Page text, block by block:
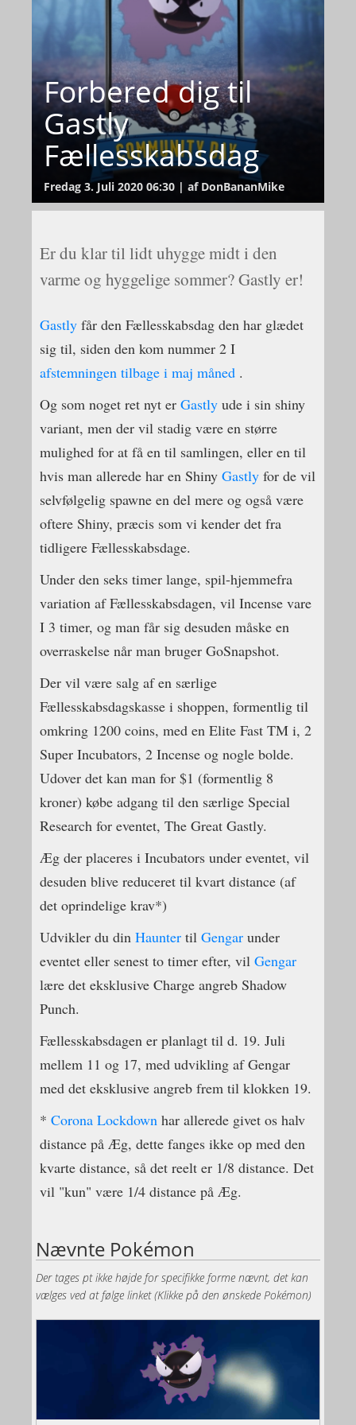
Forbered dig til
Gastly
Fællesskabsdag
Fredag 3. Juli 2020 06:30 | af DonBananMike
Er du klar til lidt uhygge midt i den
varme og hyggelige sommer? Gastly er!
Gastly får den Fællesskabsdag den har glædet
sig til, siden den kom nummer 2 I
afstemningen tilbage i maj måned .
Og som noget ret nyt er Gastly ude i sin shiny
variant, men der vil stadig være en større
mulighed for at få en til samlingen, eller en til
hvis man allerede har en Shiny Gastly for de vil
selvfølgelig spawne en del mere og også være
oftere Shiny, præcis som vi kender det fra
tidligere Fællesskabsdage.
Under den seks timer lange, spil-hjemmefra
variation af Fællesskabsdagen, vil Incense vare
I 3 timer, og man får sig desuden måske en
overraskelse når man bruger GoSnapshot.
Der vil være salg af en særlige
Fællesskabsdagskasse i shoppen, formentlig til
omkring 1200 coins, med en Elite Fast TM i, 2
Super Incubators, 2 Incense og nogle bolde.
Udover det kan man for $1 (formentlig 8
kroner) købe adgang til den særlige Special
Research for eventet, The Great Gastly.
Æg der placeres i Incubators under eventet, vil
desuden blive reduceret til kvart distance (af
det oprindelige krav*)
Udvikler du din Haunter til Gengar under
eventet eller senest to timer efter, vil Gengar
lære det eksklusive Charge angreb Shadow
Punch.
Fællesskabsdagen er planlagt til d. 19. Juli
mellem 11 og 17, med udvikling af Gengar
med det eksklusive angreb frem til klokken 19.
* Corona Lockdown har allerede givet os halv
distance på Æg, dette fanges ikke op med den
kvarte distance, så det reelt er 1/8 distance. Det
vil "kun" være 1/4 distance på Æg.
Nævnte Pokémon
Der tages pt ikke højde for specifikke forme nævnt, det kan
vælges ved at følge linket (Klikke på den ønskede Pokémon)